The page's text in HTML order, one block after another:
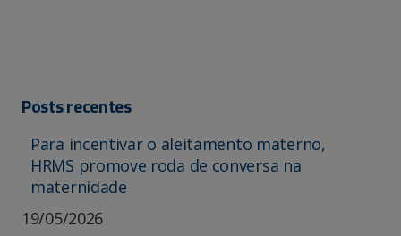
Posts recentes
Para incentivar o aleitamento materno,
HRMS promove roda de conversa na
maternidade
19/05/2026